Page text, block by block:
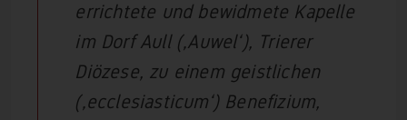
errichtete und bewidmete Kapelle
im Dorf Aull (‚Auwel‘), Trierer
Diözese, zu einem geistlichen
(‚ecclesiasticum‘) Benefizium,